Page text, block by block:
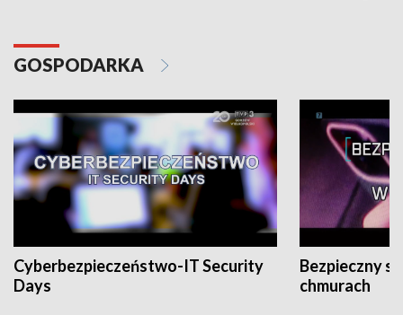
GOSPODARKA
Cyberbezpieczeństwo-IT Security
Days
Bezpieczny
chmurach